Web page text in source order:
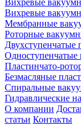
Вихревые
Вихревые
Мембранные
Роторные
Двухступенчатые
Одноступенчатые
Пластинчато-
Безмасляные
Спиральные
Гидравлические
О компании
статьи Контакты